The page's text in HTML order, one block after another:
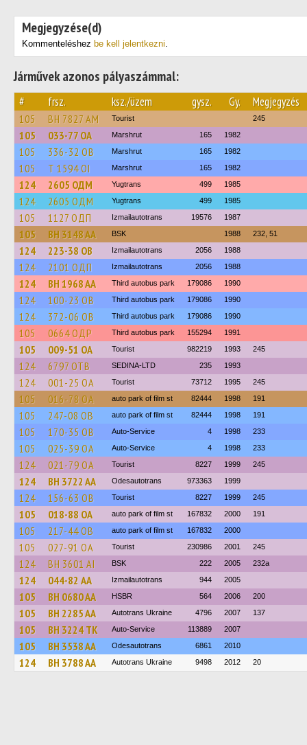
Megjegyzése(d)
Kommenteléshez be kell jelentkezni.
Járművek azonos pályaszámmal:
# frsz. ksz./üzem gysz. Gy. Megjegyzés
105 BH 7827 AM Tourist 245
105 033-77 ОА Marshrut 165 1982
105 336-32 ОВ Marshrut 165 1982
105 Т 1594 ОІ Marshrut 165 1982
124 2605 ОДМ Yugtrans 499 1985
124 2605 ОДМ Yugtrans 499 1985
105 1127 ОДП Izmailautotrans 19576 1987
105 BH 3148 AA BSK 1988 232, 51
124 223-38 ОВ Izmailautotrans 2056 1988
124 2101 ОДП Izmailautotrans 2056 1988
124 BH 1968 AA Third autobus park 179086 1990
124 100-23 ОВ Third autobus park 179086 1990
124 372-06 ОВ Third autobus park 179086 1990
105 0664 ОДР Third autobus park 155294 1991
105 009-51 ОА Tourist 982219 1993 245
124 6797 ОТВ SEDINA-LTD 235 1993
124 001-25 ОА Tourist 73712 1995 245
105 016-78 ОА auto park of film st 82444 1998 191
105 247-08 ОВ auto park of film st 82444 1998 191
105 170-35 ОВ Auto-Service 4 1998 233
105 025-39 ОА Auto-Service 4 1998 233
124 021-79 ОА Tourist 8227 1999 245
124 BH 3722 AA Odesautotrans 973363 1999
124 156-63 ОВ Tourist 8227 1999 245
105 018-88 ОА auto park of film st 167832 2000 191
105 217-44 ОВ auto park of film st 167832 2000
105 027-91 ОА Tourist 230986 2001 245
124 BH 3601 AI BSK 222 2005 232а
124 044-82 АА Izmailautotrans 944 2005
105 BH 0680 AA HSBR 564 2006 200
105 BH 2285 AA Autotrans Ukraine 4796 2007 137
105 BH 3224 TK Auto-Service 113889 2007
105 BH 3538 AA Odesautotrans 6861 2010
124 BH 3788 AA Autotrans Ukraine 9498 2012 20